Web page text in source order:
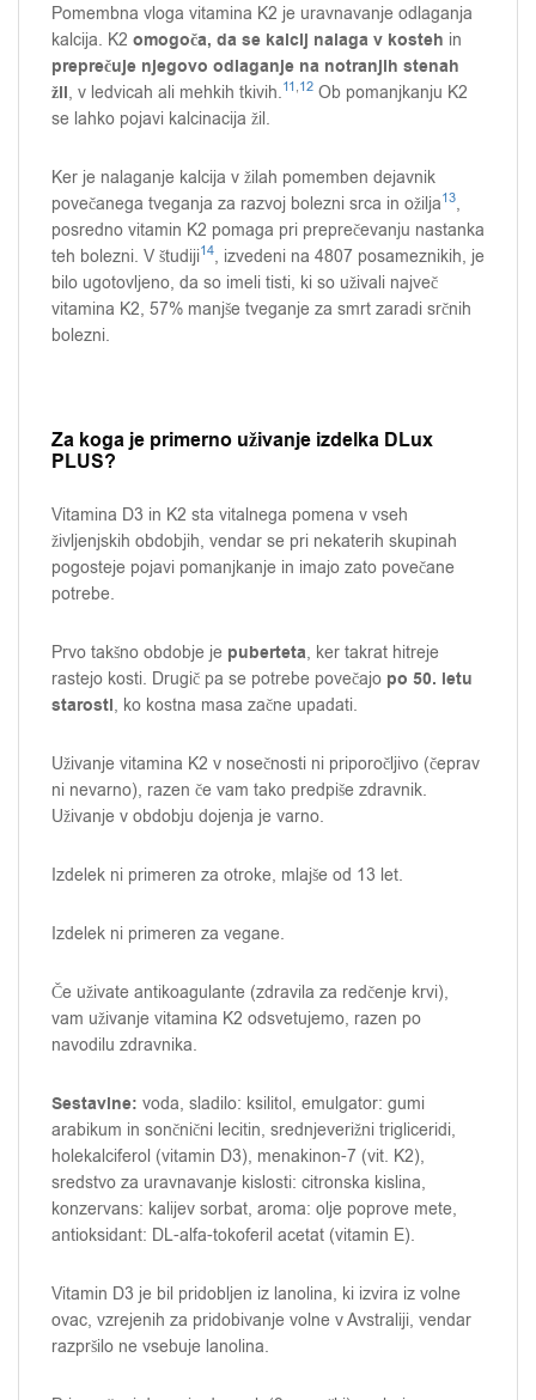
Pomembna vloga vitamina K2 je uravnavanje odlaganja
kalcija. K2 omogoča, da se kalcij nalaga v kosteh in
preprečuje njegovo odlaganje na notranjih stenah
žil, v ledvicah ali mehkih tkivih.11 ,12 Ob pomanjkanju K2
se lahko pojavi kalcinacija žil.
Ker je nalaganje kalcija v žilah pomemben dejavnik
povečanega tveganja za razvoj bolezni srca in ožilja13,
posredno vitamin K2 pomaga pri preprečevanju nastanka
teh bolezni. V študiji14, izvedeni na 4807 posameznikih, je
bilo ugotovljeno, da so imeli tisti, ki so uživali največ
vitamina K2, 57% manjše tveganje za smrt zaradi srčnih
bolezni.
Za koga je primerno uživanje izdelka DLux
PLUS?
Vitamina D3 in K2 sta vitalnega pomena v vseh
življenjskih obdobjih, vendar se pri nekaterih skupinah
pogosteje pojavi pomanjkanje in imajo zato povečane
potrebe.
Prvo takšno obdobje je puberteta, ker takrat hitreje
rastejo kosti. Drugič pa se potrebe povečajo po 50. letu
starosti, ko kostna masa začne upadati.
Uživanje vitamina K2 v nosečnosti ni priporočljivo (čeprav
ni nevarno), razen če vam tako predpiše zdravnik.
Uživanje v obdobju dojenja je varno.
Izdelek ni primeren za otroke, mlajše od 13 let.
Izdelek ni primeren za vegane.
Če uživate antikoagulante (zdravila za redčenje krvi),
vam uživanje vitamina K2 odsvetujemo, razen po
navodilu zdravnika.
Sestavine: voda, sladilo: ksilitol, emulgator: gumi
arabikum in sončnični lecitin, srednjeverižni trigliceridi,
holekalciferol (vitamin D3), menakinon-7 (vit. K2),
sredstvo za uravnavanje kislosti: citronska kislina,
konzervans: kalijev sorbat, aroma: olje poprove mete,
antioksidant: DL-alfa-tokoferil acetat (vitamin E).
Vitamin D3 je bil pridobljen iz lanolina, ki izvira iz volne
ovac, vzrejenih za pridobivanje volne v Avstraliji, vendar
razpršilo ne vsebuje lanolina.